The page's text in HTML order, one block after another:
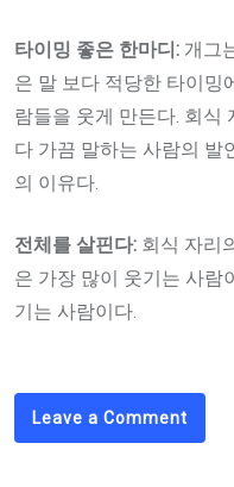
타이밍 좋은 한마디: 개그
은 말 보다 적당한 타이밍
람들을 웃게 만든다. 회식
다 가끔 말하는 사람의 발
의 이유다.
전체를 살핀다: 회식 자리
은 가장 많이 웃기는 사람
기는 사람이다.
Leave a Comment